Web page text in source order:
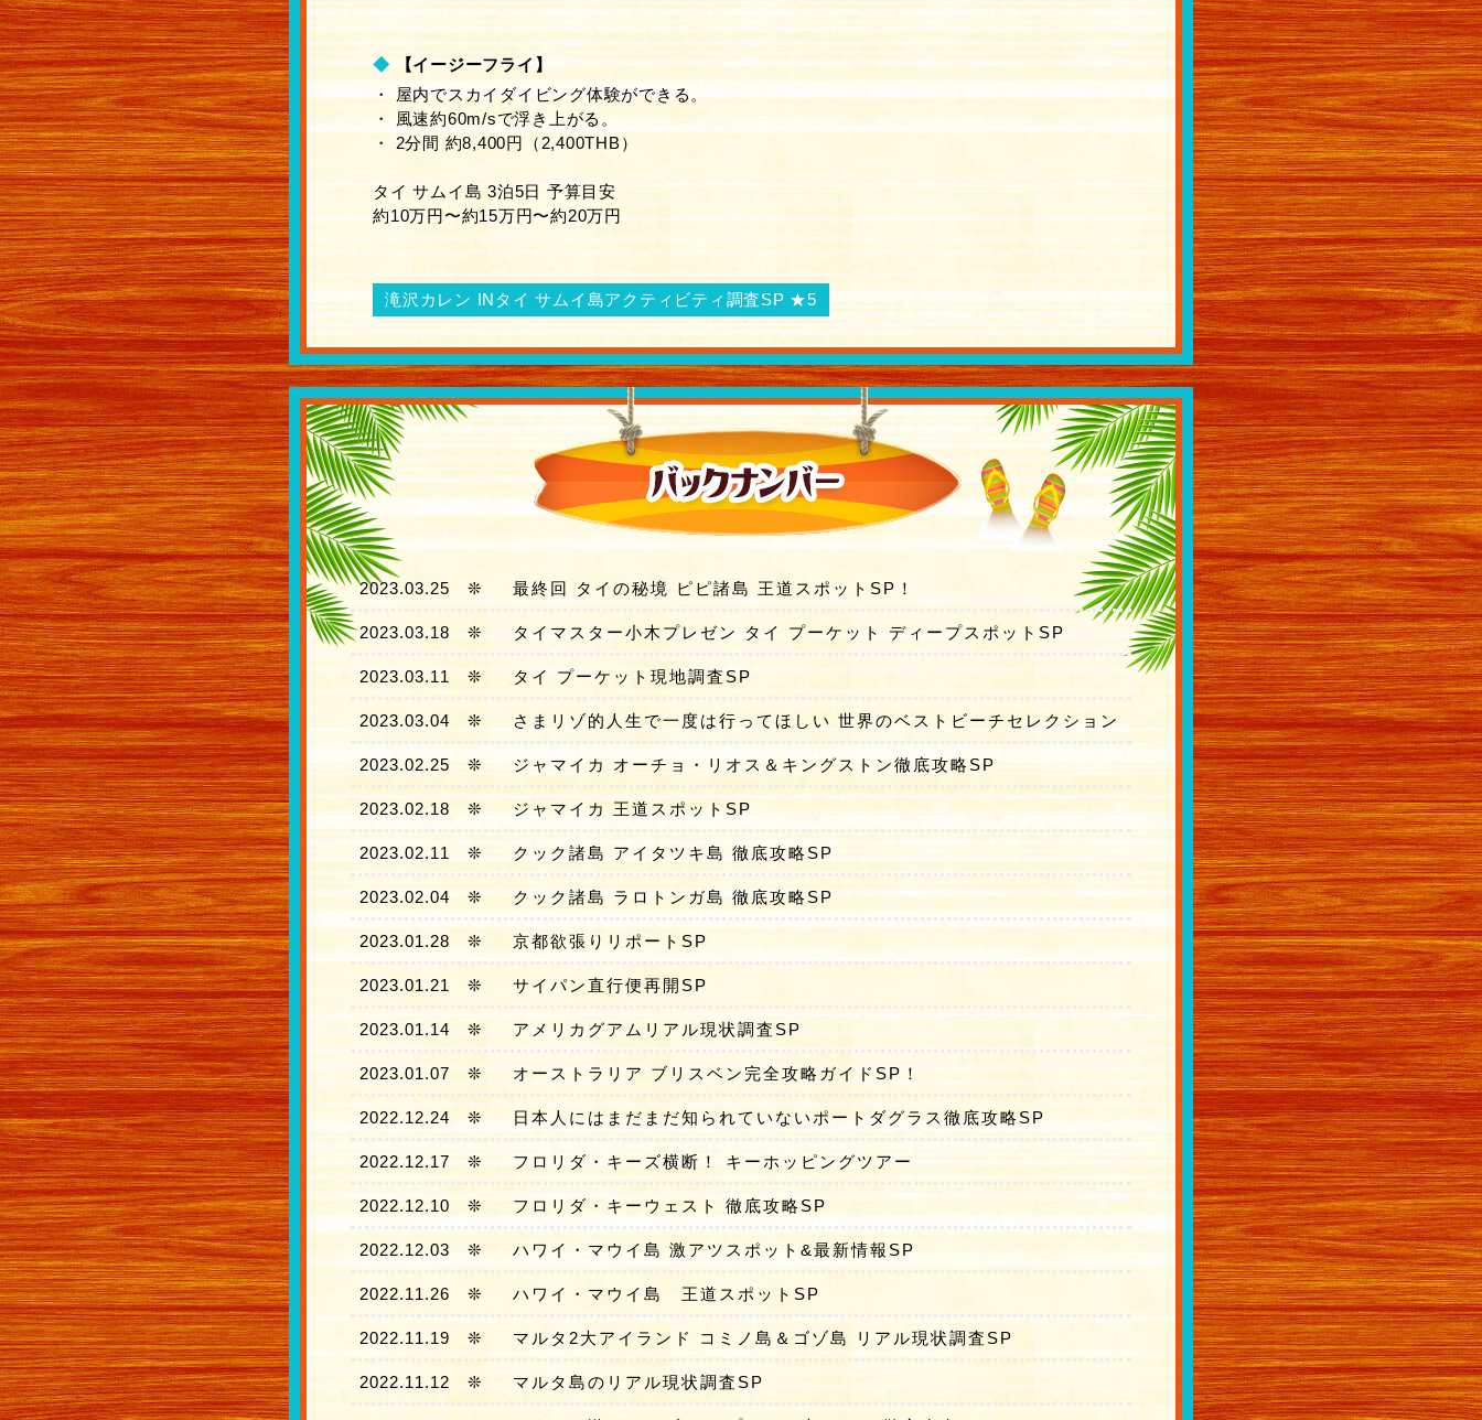
◆ 【イージーフライ】
・ 屋内でスカイダイビング体験ができる。
・ 風速約60m/sで浮き上がる。
・ 2分間 約8,400円（2,400THB）
タイ サムイ島 3泊5日 予算目安
約10万円〜約15万円〜約20万円
滝沢カレン INタイ サムイ島アクティビティ調査SP ★5
バックナンバー
2023.03.25 ❊ 最終回 タイの秘境 ピピ諸島 王道スポットSP！
2023.03.18 ❊ タイマスター小木プレゼン タイ プーケット ディープスポットSP
2023.03.11 ❊ タイ プーケット現地調査SP
2023.03.04 ❊ さまリゾ的人生で一度は行ってほしい 世界のベストビーチセレクション
2023.02.25❊ ジャマイカ オーチョ・リオス＆キングストン徹底攻略SP
2023.02.18 ❊ ジャマイカ 王道スポットSP
2023.02.11 ❊ クック諸島 アイタツキ島 徹底攻略SP
2023.02.04 ❊ クック諸島 ラロトンガ島 徹底攻略SP
2023.01.28 ❊ 京都欲張りリポートSP
2023.01.21 ❊ サイパン直行便再開SP
2023.01.14 ❊ アメリカグアムリアル現状調査SP
2023.01.07❊ オーストラリア ブリスベン完全攻略ガイドSP！
2022.12.24 ❊ 日本人にはまだまだ知られていないポートダグラス徹底攻略SP
2022.12.17❊ フロリダ・キーズ横断！ キーホッピングツアー
2022.12.10 ❊ フロリダ・キーウェスト 徹底攻略SP
2022.12.03 ❊ ハワイ・マウイ島 激アツスポット&最新情報SP
2022.11.26 ❊ ハワイ・マウイ島 王道スポットSP
2022.11.19 ❊ マルタ2大アイランド コミノ島＆ゴゾ島 リアル現状調査SP
2022.11.12 ❊ マルタ島のリアル現状調査SP